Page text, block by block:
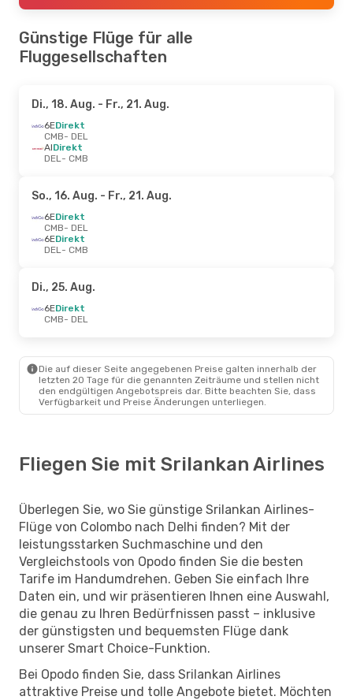
Günstige Flüge für alle
Fluggesellschaften
Di., 18. Aug. - Fr., 21. Aug.
6EDirekt
CMB- DEL
AIDirekt
DEL- CMB
So., 16. Aug. - Fr., 21. Aug.
6EDirekt
CMB- DEL
6EDirekt
DEL- CMB
Di., 25. Aug.
6EDirekt
CMB- DEL
Die auf dieser Seite angegebenen Preise galten innerhalb der
letzten 20 Tage für die genannten Zeiträume und stellen nicht
den endgültigen Angebotspreis dar. Bitte beachten Sie, dass
Verfügbarkeit und Preise Änderungen unterliegen.
Fliegen Sie mit Srilankan Airlines
Überlegen Sie, wo Sie günstige Srilankan Airlines-
Flüge von Colombo nach Delhi finden? Mit der
leistungsstarken Suchmaschine und den
Vergleichstools von Opodo finden Sie die besten
Tarife im Handumdrehen. Geben Sie einfach Ihre
Daten ein, und wir präsentieren Ihnen eine Auswahl,
die genau zu Ihren Bedürfnissen passt – inklusive
der günstigsten und bequemsten Flüge dank
unserer Smart Choice-Funktion.
Bei Opodo finden Sie, dass Srilankan Airlines
attraktive Preise und tolle Angebote bietet. Möchten